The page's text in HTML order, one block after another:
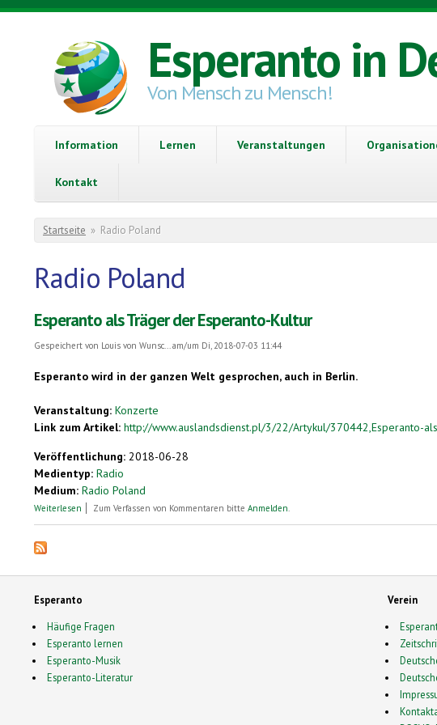
Direkt zum Inhalt
Esperanto in
Von Mensch zu Mensch!
Information Lernen Veranstaltungen
Kontakt
Sie sind hier
Startseite » Radio Poland
Radio Poland
Esperanto als Träger der Esperanto-Kultur
Gespeichert von Louis von Wunsc...am/um Di, 2018-07-03 11:44
Esperanto wird in der ganzen Welt gesprochen, auch in Berlin.
Veranstaltung: Konzerte
Link zum Artikel: http://www.auslandsdienst.pl/3/22/Artykul/370442,Esperanto-
Veröffentlichung: 2018-06-28
Medientyp: Radio
Medium: Radio Poland
Weiterlesen über Esperanto als Träger der Esperanto-Kultur
Zum Verfassen von Kommentaren bitte Anmelden.
Esperanto
Häufige Fragen
Esperanto lernen
Esperanto-Musik
Esperanto-Literatur
Verein